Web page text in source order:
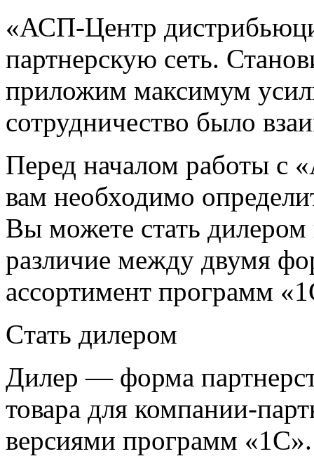
«АСП-Центр
партнерскую сеть.
приложим максимум
сотрудничество было
Перед началом работы с
вам необходимо
Вы можете стать
различие между двумя
ассортимент программ
Cтать дилером
Дилер — форма
товара для компании-
версиями программ